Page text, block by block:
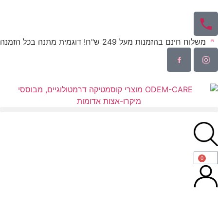
משלוח חינם בהזמנות מעל 249 ש"ח! דוגמית מתנה בכל הזמנה
0